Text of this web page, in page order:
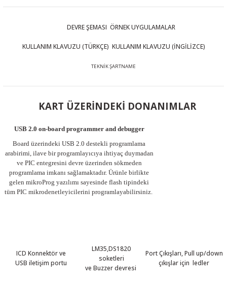
DEVRE ŞEMASI ÖRNEK UYGULAMALAR
KULLANIM KLAVUZU (TÜRKÇE) KULLANIM KLAVUZU (İNGİLİZCE)
TEKNİK ŞARTNAME
KART ÜZERİNDEKİ DONANIMLAR
USB 2.0 on-board programmer and debugger
Board üzerindeki USB 2.0 destekli programlama
arabirimi, ilave bir programlayıcıya ihtiyaç duymadan
ve PIC entegresini devre üzerinden sökmeden
programlama imkanı sağlamaktadır. Ürünle birlikte
gelen mikroProg yazılımı sayesinde flash tipindeki
tüm PIC mikrodenetleyicilerini programlayabilirsiniz.
ICD Konnektör ve
USB iletişim portu
LM35,DS1820
soketleri
ve Buzzer devresi
Port Çıkışları, Pull up/down
çıkışlar için ledler